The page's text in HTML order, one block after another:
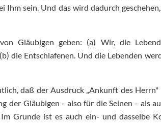
Ihm sein. Und das wird dadurch
Gläubigen geben: (a) Wir, die
die Entschlafenen. Und die Lebenden
daß der Ausdruck „Ankunft des Herrn"
der Gläubigen - also für die Seinen - als
Grunde ist es auch ein- und dasselbe